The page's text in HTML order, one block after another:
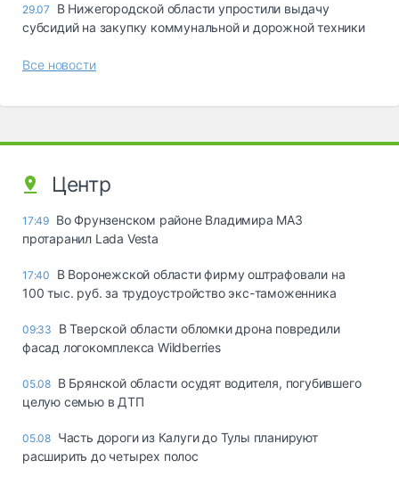
29.07
В Нижегородской области упростили выдачу
субсидий на закупку коммунальной и дорожной техники
Все новости
Центр
17:49 Во Фрунзенском районе Владимира МАЗ
протаранил Lada Vesta
17:40
В Воронежской области фирму оштрафовали на
100 тыс. руб. за трудоустройство экс-таможенника
09:33
В Тверской области обломки дрона повредили
фасад логокомплекса Wildberries
05.08 В Брянской области осудят водителя, погубившего
целую семью в ДТП
05.08 Часть дороги из Калуги до Тулы планируют
расширить до четырех полос